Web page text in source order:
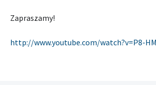
Zapraszamy!
http://www.youtube.com/watch?v=P8-